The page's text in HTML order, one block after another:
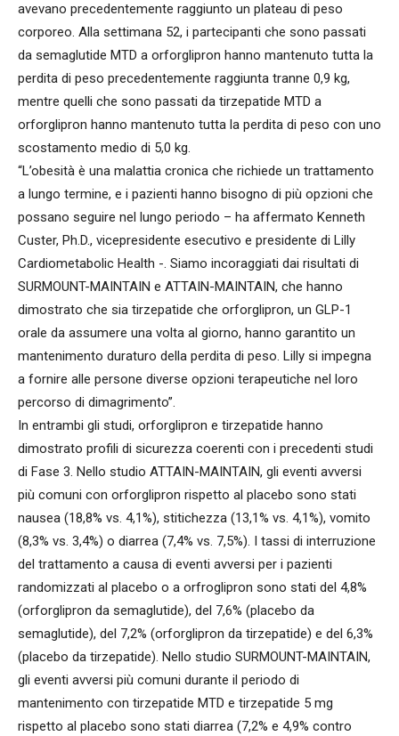
avevano precedentemente raggiunto un plateau di peso
corporeo. Alla settimana 52, i partecipanti che sono passati
da semaglutide MTD a orforglipron hanno mantenuto tutta la
perdita di peso precedentemente raggiunta tranne 0,9 kg,
mentre quelli che sono passati da tirzepatide MTD a
orforglipron hanno mantenuto tutta la perdita di peso con uno
scostamento medio di 5,0 kg.
“L’obesità è una malattia cronica che richiede un trattamento
a lungo termine, e i pazienti hanno bisogno di più opzioni che
possano seguire nel lungo periodo – ha affermato Kenneth
Custer, Ph.D., vicepresidente esecutivo e presidente di Lilly
Cardiometabolic Health -. Siamo incoraggiati dai risultati di
SURMOUNT-MAINTAIN e ATTAIN-MAINTAIN, che hanno
dimostrato che sia tirzepatide che orforglipron, un GLP-1
orale da assumere una volta al giorno, hanno garantito un
mantenimento duraturo della perdita di peso. Lilly si impegna
a fornire alle persone diverse opzioni terapeutiche nel loro
percorso di dimagrimento”.
In entrambi gli studi, orforglipron e tirzepatide hanno
dimostrato profili di sicurezza coerenti con i precedenti studi
di Fase 3. Nello studio ATTAIN-MAINTAIN, gli eventi avversi
più comuni con orforglipron rispetto al placebo sono stati
nausea (18,8% vs. 4,1%), stitichezza (13,1% vs. 4,1%), vomito
(8,3% vs. 3,4%) o diarrea (7,4% vs. 7,5%). I tassi di interruzione
del trattamento a causa di eventi avversi per i pazienti
randomizzati al placebo o a orfroglipron sono stati del 4,8%
(orforglipron da semaglutide), del 7,6% (placebo da
semaglutide), del 7,2% (orforglipron da tirzepatide) e del 6,3%
(placebo da tirzepatide). Nello studio SURMOUNT-MAINTAIN,
gli eventi avversi più comuni durante il periodo di
mantenimento con tirzepatide MTD e tirzepatide 5 mg
rispetto al placebo sono stati diarrea (7,2% e 4,9% contro